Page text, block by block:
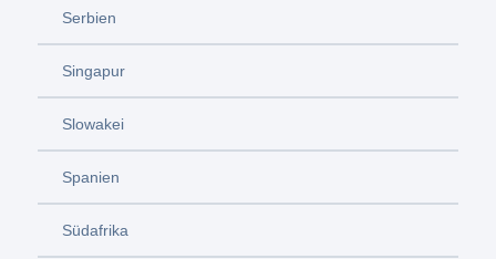
Serbien
Singapur
Slowakei
Spanien
Südafrika